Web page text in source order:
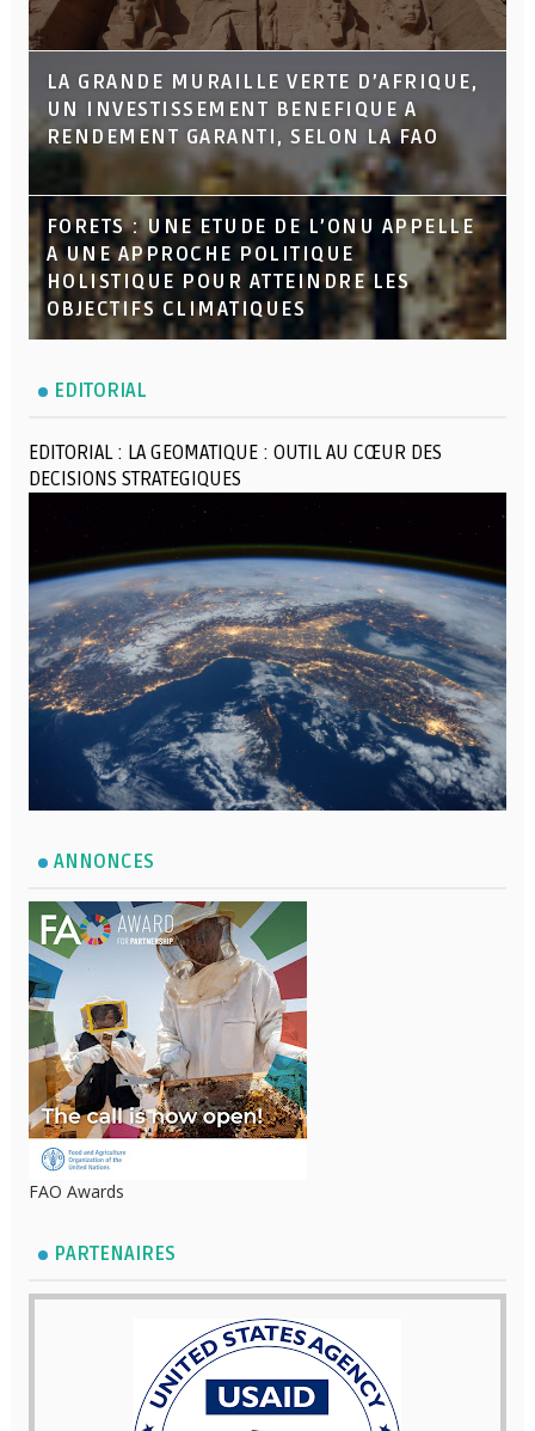
LA GRANDE MURAILLE VERTE D’AFRIQUE,
UN INVESTISSEMENT BENEFIQUE A
RENDEMENT GARANTI, SELON LA FAO
FORETS : UNE ETUDE DE L’ONU APPELLE
A UNE APPROCHE POLITIQUE
HOLISTIQUE POUR ATTEINDRE LES
OBJECTIFS CLIMATIQUES
EDITORIAL
EDITORIAL : LA GEOMATIQUE : OUTIL AU CŒUR DES
DECISIONS STRATEGIQUES
ANNONCES
FAO Awards
PARTENAIRES